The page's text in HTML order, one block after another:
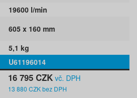
19600 l/min
605 x 160 mm
5,1 kg
U61196014
16 795 CZK vč. DPH
13 880 CZK bez DPH